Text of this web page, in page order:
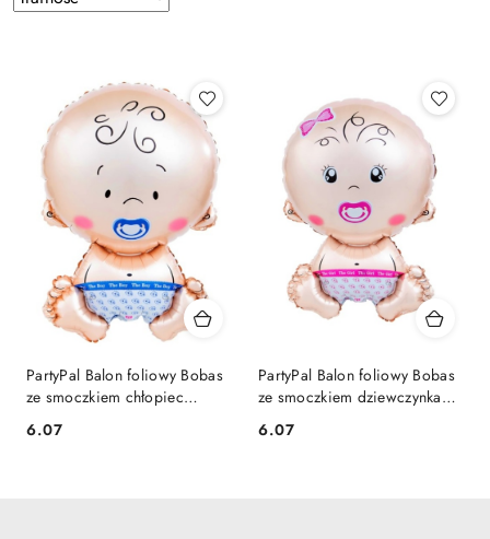
według
PartyPal Balon foliowy Bobas
ze smoczkiem chłopiec
49x74cm
Cena:
6.07
PartyPal Balon foliowy Bobas
ze smoczkiem dziewczynka
49x74cm
Cena:
6.07